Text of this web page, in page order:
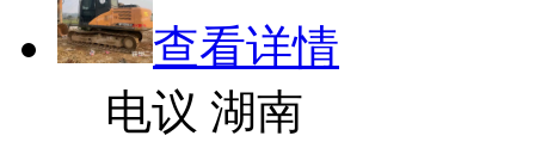
查看详情
电议 湖南